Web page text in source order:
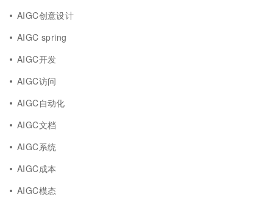
AIGC创意设计
AIGC spring
AIGC开发
AIGC访问
AIGC自动化
AIGC文档
AIGC系统
AIGC成本
AIGC模态